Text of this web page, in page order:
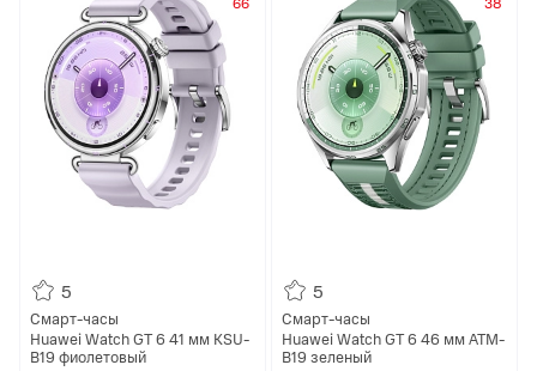
5
Смарт-часы
Huawei Watch GT 6 41 мм KSU-
B19 фиолетовый
5
Смарт-часы
Huawei Watch GT 6 46 мм ATM-
B19 зеленый